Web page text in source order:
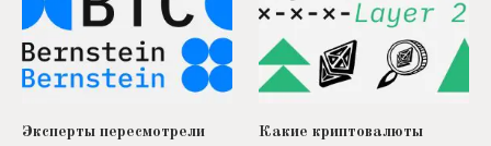
Эксперты пересмотрели
Какие криптовалюты